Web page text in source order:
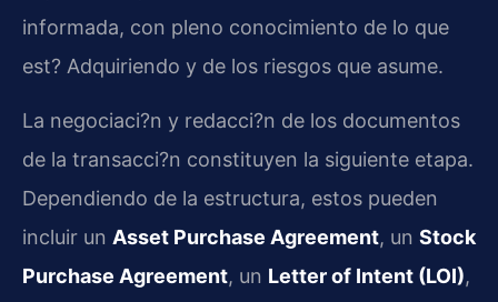
informada, con pleno conocimiento de lo que
est? Adquiriendo y de los riesgos que asume.
La negociaci?n y redacci?n de los documentos
de la transacci?n constituyen la siguiente etapa.
Dependiendo de la estructura, estos pueden
incluir un Asset Purchase Agreement, un Stock
Purchase Agreement, un Letter of Intent (LOI),